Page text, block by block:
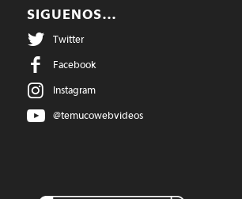
SIGUENOS…
Twitter
Facebook
Instagram
@temucowebvideos